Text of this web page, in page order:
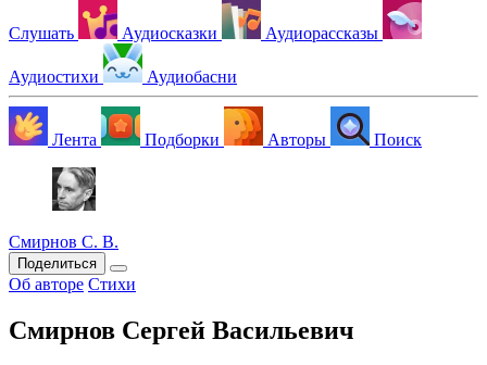
Слушать Аудиосказки Аудиорассказы
Аудиостихи Аудиобасни
Лента Подборки Авторы Поиск
Смирнов С. В.
Поделиться
Об авторе Стихи
Смирнов Сергей Васильевич